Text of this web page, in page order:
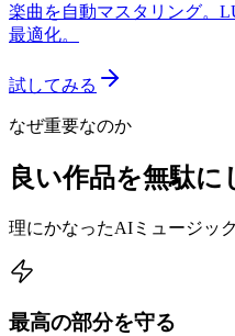
楽曲を自動マスタリング。
最適化。
試してみる
なぜ重要なのか
良い作品を無駄に
理にかなったAIミュージッ
最高の部分を守る